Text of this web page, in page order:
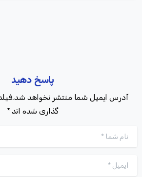
پاسخ دهید
آدرس ایمیل شما منتشر نخواهد
گذاری شده اند *
نام شما
ایمیل *